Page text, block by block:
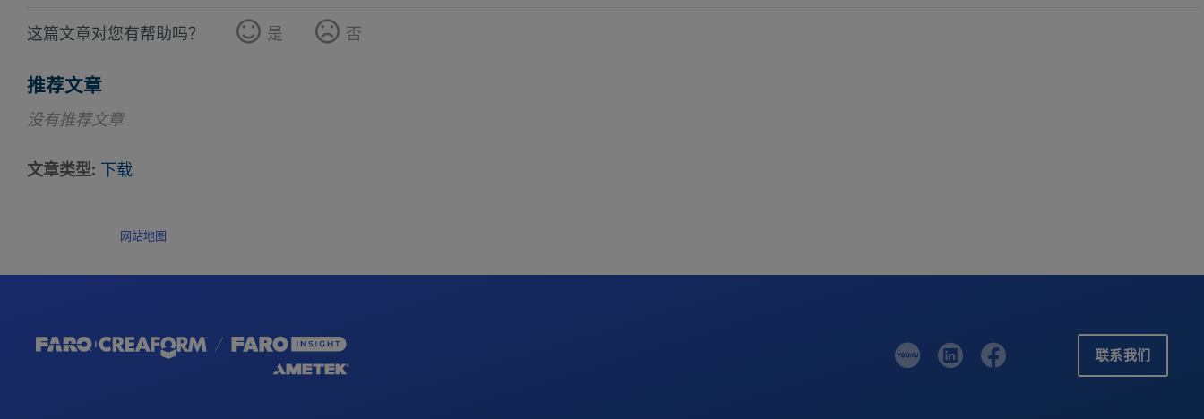
这篇文章对您有帮助吗？ 是 否
推荐文章
没有推荐文章
文章类型 下载
网站地图
联系我们